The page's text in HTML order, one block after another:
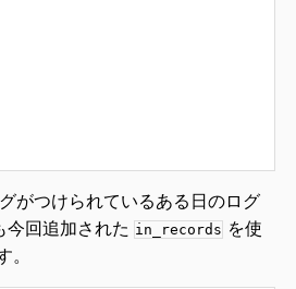
がつけられているある日のログ
今回追加された in_records を使
。